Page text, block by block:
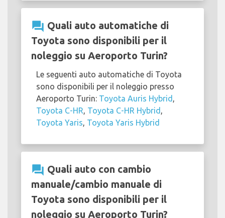
question_answer Quali auto automatiche di
Toyota sono disponibili per il
noleggio su Aeroporto Turin?
Le seguenti auto automatiche di Toyota
sono disponibili per il noleggio presso
Aeroporto Turin: Toyota Auris Hybrid ,
Toyota C-HR, Toyota C-HR Hybrid ,
Toyota Yaris, Toyota Yaris Hybrid
question_answer Quali auto con cambio
manuale/cambio manuale di
Toyota sono disponibili per il
noleggio su Aeroporto Turin?